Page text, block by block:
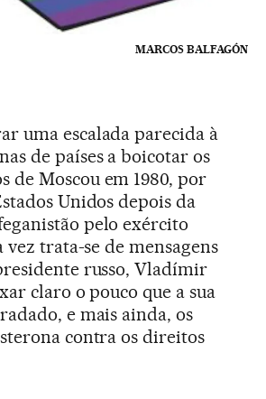
MARCOS BALFAGÓN
uma escalada parecida à
de países a boicotar os
de Moscou em 1980, por
Unidos depois da
pelo exército
vez trata-se de mensagens
russo, Vladímir
claro o pouco que a sua
e mais ainda, os
contra os direitos